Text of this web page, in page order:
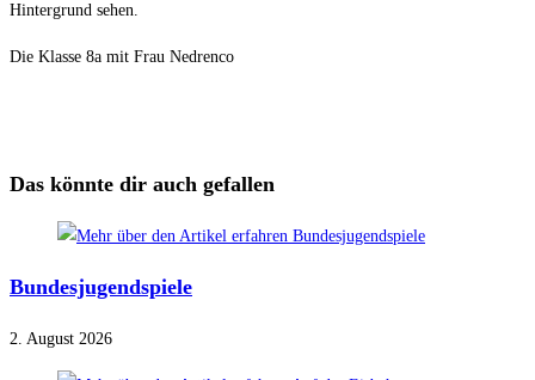
Hintergrund sehen.
Die Klasse 8a mit Frau Nedrenco
Das könnte dir auch gefallen
Bundesjugendspiele
2. August 2026